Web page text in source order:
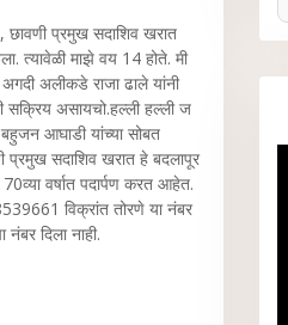
छावणी प्रमुख सदाशिव खरात
त्यावेळी माझे वय 14 होते. मी
अलीकडे राजा ढाले यांनी
सक्रिय असायचो.हल्ली हल्ली ज
आघाडी यांच्या सोबत
प्रमुख सदाशिव खरात हे बदलापूर
वर्षात पदार्पण करत आहेत.
विक्रांत तोरणे या नंबर
दिला नाही.